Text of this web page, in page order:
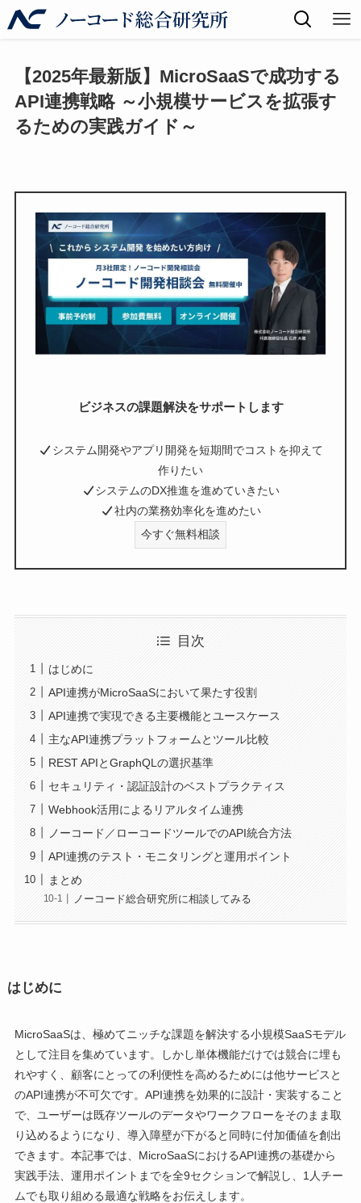
【2025年最新版】MicroSaaSで成功する
API連携戦略 ～小規模サービスを拡張す
るための実践ガイド～
ビジネスの課題解決をサポートします
システム開発やアプリ開発を短期間でコストを抑えて
作りたい
システムのDX推進を進めていきたい
社内の業務効率化を進めたい
今すぐ無料相談
目次
はじめに
API連携がMicroSaaSにおいて果たす役割
API連携で実現できる主要機能とユースケース
主なAPI連携プラットフォームとツール比較
REST APIとGraphQLの選択基準
セキュリティ・認証設計のベストプラクティス
Webhook活用によるリアルタイム連携
ノーコード／ローコードツールでのAPI統合方法
API連携のテスト・モニタリングと運用ポイント
まとめ
ノーコード総合研究所に相談してみる
はじめに
MicroSaaSは、極めてニッチな課題を解決する小規模SaaSモデル
として注目を集めています。しかし単体機能だけでは競合に埋も
れやすく、顧客にとっての利便性を高めるためには他サービスと
のAPI連携が不可欠です。API連携を効果的に設計・実装すること
で、ユーザーは既存ツールのデータやワークフローをそのまま取
り込めるようになり、導入障壁が下がると同時に付加価値を創出
できます。本記事では、MicroSaaSにおけるAPI連携の基礎から
実践手法、運用ポイントまでを全9セクションで解説し、1人チー
ムでも取り組める最適な戦略をお伝えします。